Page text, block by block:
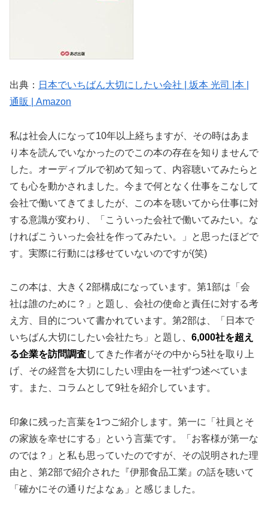
出典： 日本でいちばん大切にしたい会社 | 坂本 光司 |本 |
通販 | Amazon
私は社会人になって10年以上経ちますが、その時はあま
り本を読んでいなかったのでこの本の存在を知りませんで
した。オーディブルで初めて知って、内容聴いてみたらと
ても心を動かされました。今まで何となく仕事をこなして
会社で働いてきてましたが、この本を聴いてから仕事に対
する意識が変わり、「こういった会社で働いてみたい。な
ければこういった会社を作ってみたい。」と思ったほどで
す。実際に行動には移せていないのですが(笑)
この本は、大きく2部構成になっています。第1部は「会
社は誰のために？」と題し、会社の使命と責任に対する考
え方、目的について書かれています。第2部は、「日本で
いちばん大切にしたい会社たち」と題し 、 6,000社を超え
る企業を訪問調査してきた作者がその中から5社を取り上
げ、その経営を大切にしたい理由を一社ずつ述べていま
す。また、コラムとして9社を紹介しています。
印象に残った言葉を1つご紹介します。第一に「社員とそ
の家族を幸せにする」という言葉です。「お客様が第一な
のでは？」と私も思っていたのですが、その説明された理
由と、第2部で紹介された『伊那食品工業』の話を聴いて
「確かにその通りだよなぁ」と感じました。